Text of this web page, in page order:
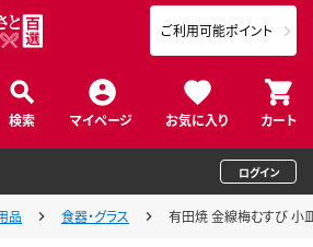
検索 マイページ お気に入り カート
ご利用可能ポイント
ログイン
品 食器・グラス 有田焼 金線梅むすび 小